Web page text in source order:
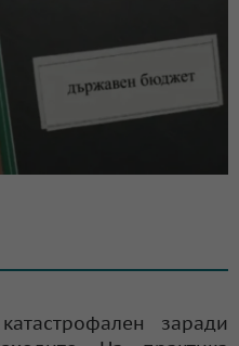
заради